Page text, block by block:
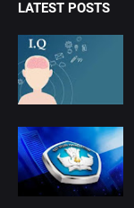
LATEST POSTS